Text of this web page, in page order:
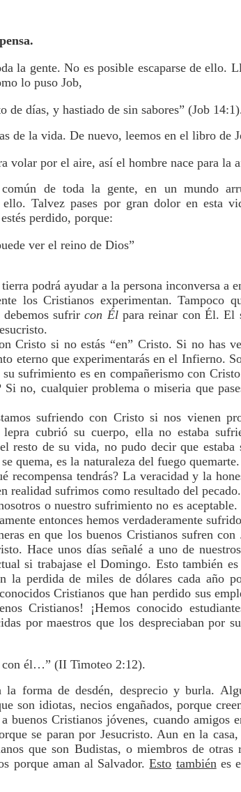
la gente. No es posible escaparse de ello.
lo puso Job,
de días, y hastiado de sin sabores” (Job
de la vida. De nuevo, leemos en el libro de
volar por el aire, así el hombre nace para la
de toda la gente, en un mundo
ello. Talvez pases por gran dolor en esta
perdido, porque:
ver el reino de Dios”
podrá ayudar a la persona inconversa a
los Cristianos experimentan. Tampoco
debemos sufrircon Élpara reinar con Él. El
Cristo si no estás “en” Cristo. Si no has
eterno que experimentarás en el Infierno.
sufrimiento es en compañerismo con
no, cualquier problema o miseria que
sufriendo con Cristo si nos vienen
cubrió su cuerpo, ella no estaba
resto de su vida, no pudo decir que
quema, es la naturaleza del fuego
tendrás? La veracidad y la
realidad sufrimos como resultado del pecado.
o nuestro sufrimiento no es
entonces hemos verdaderamente
en que los buenos Cristianos sufren
Hace unos días señalé a uno de
si trabajase el Domingo. Esto también
la perdida de miles de dólares cada año
Cristianos que han perdido sus
Cristianos! ¡Hemos conocido
por maestros que los despreciaban por
con él…” (II Timoteo 2:12).
forma de desdén, desprecio y burla.
son idiotas, necios engañados, porque
buenos Cristianos jóvenes, cuando amigos
se paran por Jesucristo. Aun en la
que son Budistas, o miembros de
porque aman al Salvador.Esto tambiénes